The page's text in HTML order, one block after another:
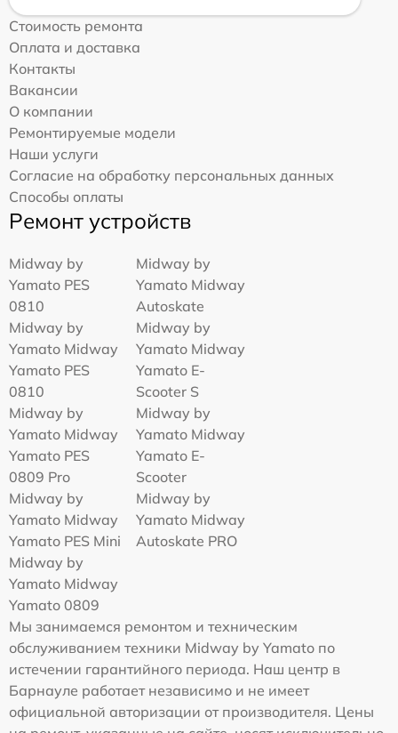
Стоимость ремонта
Оплата и доставка
Контакты
Вакансии
О компании
Ремонтируемые модели
Наши услуги
Согласие на обработку персональных данных
Способы оплаты
Ремонт устройств
Midway by
Yamato PES
0810
Midway by
Yamato Midway
Autoskate
Midway by
Yamato Midway
Yamato PES
0810
Midway by
Yamato Midway
Yamato E-
Scooter S
Midway by
Yamato Midway
Yamato PES
0809 Pro
Midway by
Yamato Midway
Yamato E-
Scooter
Midway by
Yamato Midway
Yamato PES Mini
Midway by
Yamato Midway
Autoskate PRO
Midway by
Yamato Midway
Yamato 0809
Мы занимаемся ремонтом и техническим
обслуживанием техники Midway by Yamato по
истечении гарантийного периода. Наш центр в
Барнауле работает независимо и не имеет
официальной авторизации от производителя. Цены